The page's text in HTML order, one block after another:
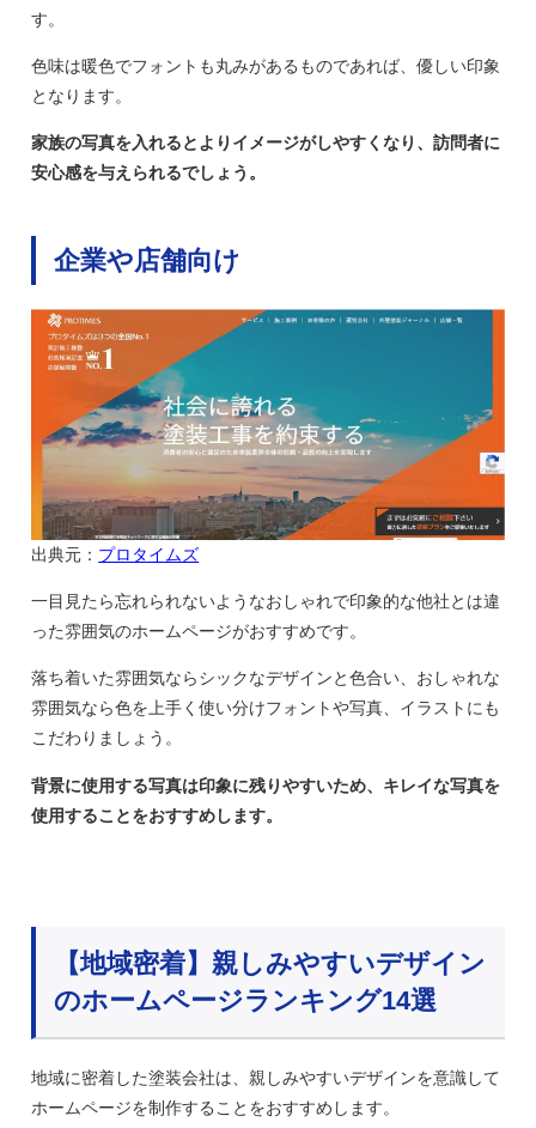
す。
色味は暖色でフォントも丸みがあるものであれば、優しい印象
となります。
家族の写真を入れるとよりイメージがしやすくなり、訪問者に
安心感を与えられるでしょう。
企業や店舗向け
出典元： プロタイムズ
一目見たら忘れられないようなおしゃれで印象的な他社とは違
った雰囲気のホームページがおすすめです。
落ち着いた雰囲気ならシックなデザインと色合い、おしゃれな
雰囲気なら色を上手く使い分けフォントや写真、イラストにも
こだわりましょう。
背景に使用する写真は印象に残りやすいため、キレイな写真を
使用することをおすすめします。
【地域密着】親しみやすいデザイン
のホームページランキング14選
地域に密着した塗装会社は、親しみやすいデザインを意識して
ホームページを制作することをおすすめします。